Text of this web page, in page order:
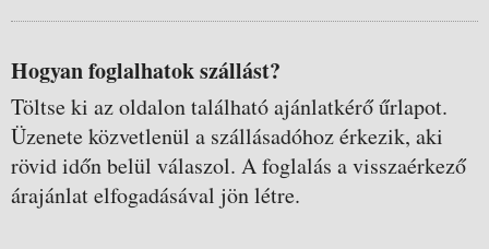
Hogyan foglalhatok szállást?
Töltse ki az oldalon található ajánlatkérő űrlapot.
Üzenete közvetlenül a szállásadóhoz érkezik, aki
rövid időn belül válaszol. A foglalás a visszaérkező
árajánlat elfogadásával jön létre.